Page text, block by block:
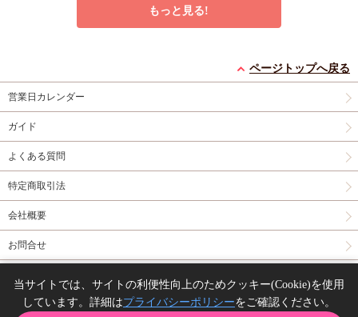
恋をしてみても」完結
記念Gratte オンライン
セット（有償特典アク
6種ランダム））
1,200 円（税込）
窪田マル 窪田マル
クッキー絵柄【4】窪
田マル先生「君となら
窪田マル
アクリルアートボード
(A5サイズ)「イケない
【コミコミ23周年記念
グッズ】トレーディン
アクリルスタンド「と
とふみ先生」01/「伝
もっと見る!
ページトップへ戻る
営業日カレンダー
ガイド
よくある質問
特定商取引法
会社概要
お問合せ
Copyright(C) comicomi studio. All right reserved.
当サイトでは、サイトの利便性向上のためクッキー(Cookie)を使用
しています。詳細はプライバシーポリシーをご確認ください。